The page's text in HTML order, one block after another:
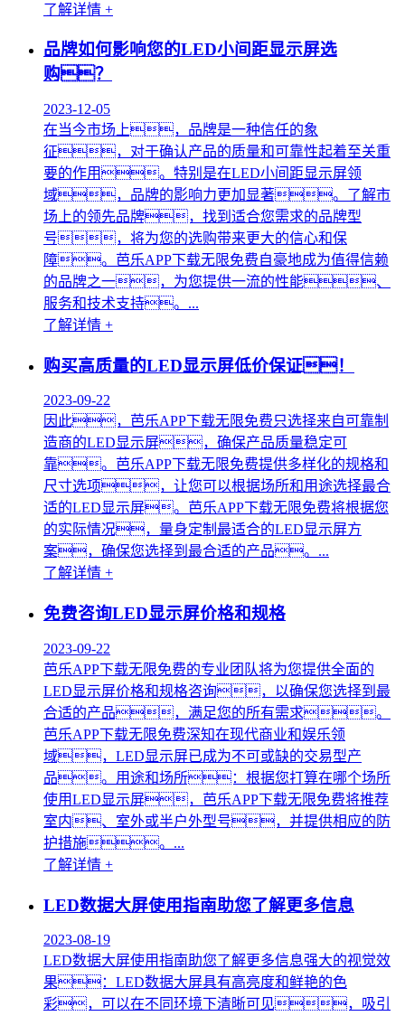
了解详情 +
品牌如何影响您的LED小间距显示屏选
购？
2023-12-05
在当今市场上，品牌是一种信任的象
征，对于确认产品的质量和可靠性起着至关重
要的作用。特别是在LED小间距显示屏领
域，品牌的影响力更加显著。了解市
场上的领先品牌，找到适合您需求的品牌型
号，将为您的选购带来更大的信心和保
障。芭乐APP下载无限免费自豪地成为值得信赖
的品牌之一，为您提供一流的性能、
服务和技术支持。...
了解详情 +
购买高质量的LED显示屏低价保证！
2023-09-22
因此，芭乐APP下载无限免费只选择来自可靠制
造商的LED显示屏，确保产品质量稳定可
靠。芭乐APP下载无限免费提供多样化的规格和
尺寸选项，让您可以根据场所和用途选择最合
适的LED显示屏。芭乐APP下载无限免费将根据您
的实际情况，量身定制最适合的LED显示屏方
案，确保您选择到最合适的产品。...
了解详情 +
免费咨询LED显示屏价格和规格
2023-09-22
芭乐APP下载无限免费的专业团队将为您提供全面的
LED显示屏价格和规格咨询，以确保您选择到最
合适的产品，满足您的所有需求。
芭乐APP下载无限免费深知在现代商业和娱乐领
域，LED显示屏已成为不可或缺的交易型产
品。用途和场所：根据您打算在哪个场所
使用LED显示屏，芭乐APP下载无限免费将推荐
室内、室外或半户外型号，并提供相应的防
护措施。...
了解详情 +
LED数据大屏使用指南助您了解更多信息
2023-08-19
LED数据大屏使用指南助您了解更多信息强大的视觉效
果：LED数据大屏具有高亮度和鲜艳的色
彩，可以在不同环境下清晰可见，吸引